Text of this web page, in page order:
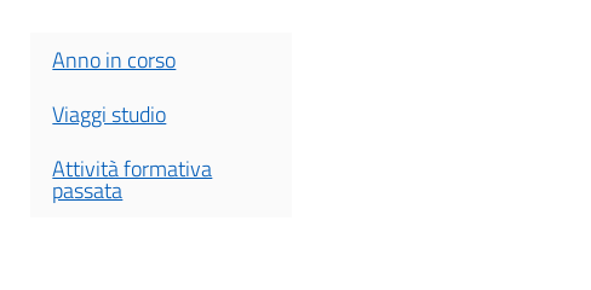
Anno in corso
Viaggi studio
Attività formativa
passata